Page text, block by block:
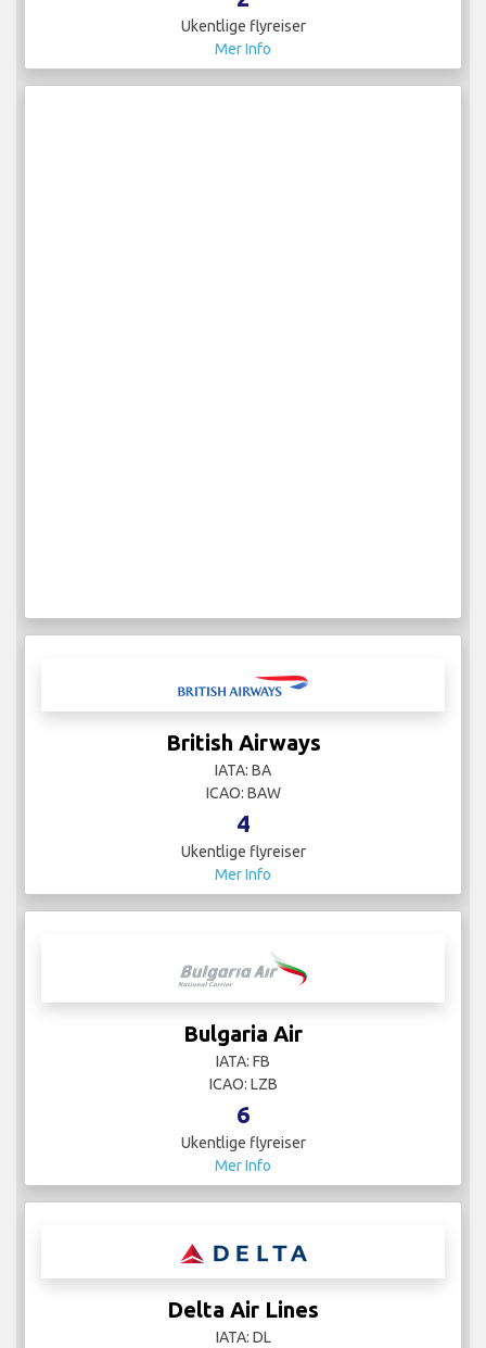
Ukentlige flyreiser
Mer Info
British Airways
IATA: BA
ICAO: BAW
4
Ukentlige flyreiser
Mer Info
Bulgaria Air
IATA: FB
ICAO: LZB
6
Ukentlige flyreiser
Mer Info
Delta Air Lines
IATA: DL